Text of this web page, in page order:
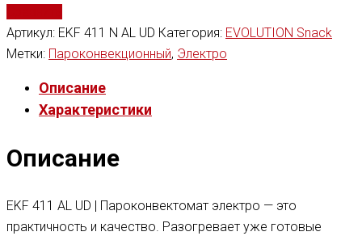
Артикул: EKF 411 N AL UD Категория: EVOLUTION Snack
Метки: Пароконвекционный, Электро
Описание
Характеристики
Описание
EKF 411 AL UD | Пароконвектомат электро — это
практичность и качество. Разогревает уже готовые